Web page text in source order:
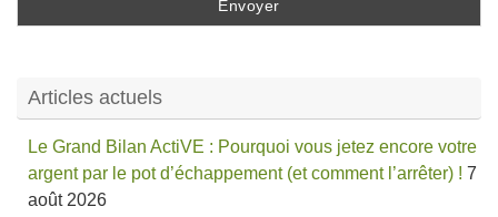
Articles actuels
Le Grand Bilan ActiVE : Pourquoi vous jetez encore votre
argent par le pot d’échappement (et comment l’arrêter) ! 7
août 2026